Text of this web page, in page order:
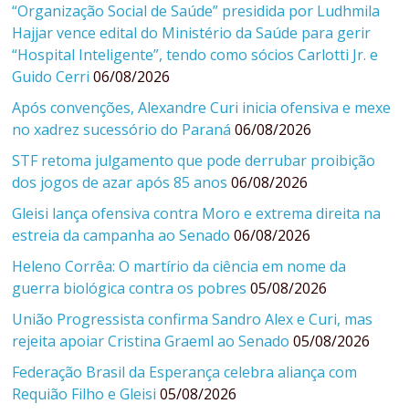
“Organização Social de Saúde” presidida por Ludhmila
Hajjar vence edital do Ministério da Saúde para gerir
“Hospital Inteligente”, tendo como sócios Carlotti Jr. e
Guido Cerri 06/08/2026
Após convenções, Alexandre Curi inicia ofensiva e mexe
no xadrez sucessório do Paraná 06/08/2026
STF retoma julgamento que pode derrubar proibição
dos jogos de azar após 85 anos 06/08/2026
Gleisi lança ofensiva contra Moro e extrema direita na
estreia da campanha ao Senado 06/08/2026
Heleno Corrêa: O martírio da ciência em nome da
guerra biológica contra os pobres 05/08/2026
União Progressista confirma Sandro Alex e Curi, mas
rejeita apoiar Cristina Graeml ao Senado 05/08/2026
Federação Brasil da Esperança celebra aliança com
Requião Filho e Gleisi 05/08/2026